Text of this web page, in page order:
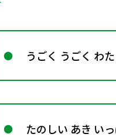
うごく うごく わ
たのしい あき い